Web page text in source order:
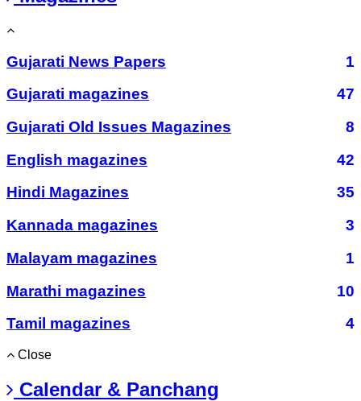
Gujarati News Papers
1
Gujarati magazines
47
Gujarati Old Issues Magazines
8
English magazines
42
Hindi Magazines
35
Kannada magazines
3
Malayam magazines
1
Marathi magazines
10
Tamil magazines
4
Close
Calendar & Panchang